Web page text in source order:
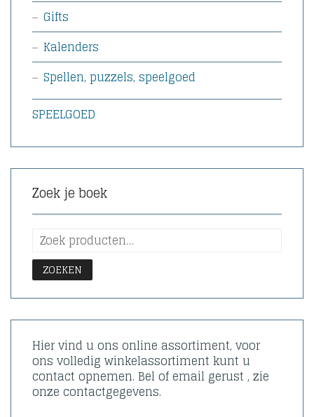
Gifts
Kalenders
Spellen, puzzels, speelgoed
SPEELGOED
Zoek je boek
ZOEKEN
Hier vind u ons online assortiment, voor
ons volledig winkelassortiment kunt u
contact opnemen. Bel of email gerust , zie
onze contactgegevens.